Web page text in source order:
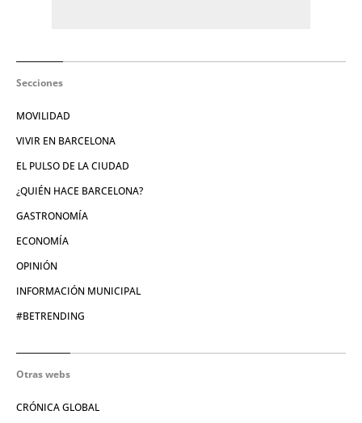
Secciones
MOVILIDAD
VIVIR EN BARCELONA
EL PULSO DE LA CIUDAD
¿QUIÉN HACE BARCELONA?
GASTRONOMÍA
ECONOMÍA
OPINIÓN
INFORMACIÓN MUNICIPAL
#BETRENDING
Otras webs
CRÓNICA GLOBAL